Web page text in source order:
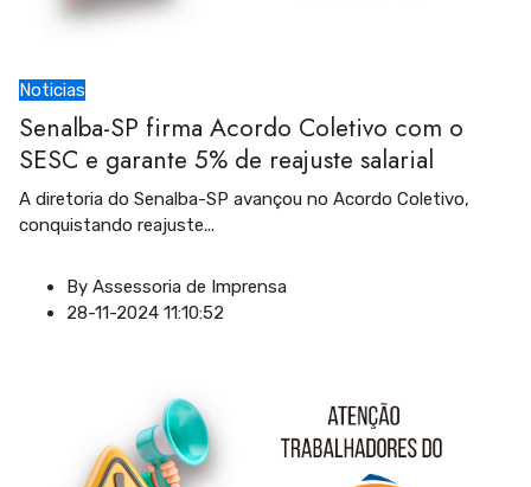
Noticias
Senalba-SP firma Acordo Coletivo com o
SESC e garante 5% de reajuste salarial
A diretoria do Senalba-SP avançou no Acordo Coletivo,
conquistando reajuste...
By Assessoria de Imprensa
28-11-2024 11:10:52